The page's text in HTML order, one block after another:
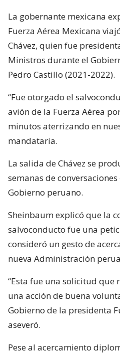
La gobernante mexicana
Fuerza Aérea Mexicana
Chávez, quien fue
Ministros durante el
Pedro Castillo (2021-2022).
“Fue otorgado el
avión de la Fuerza Aérea
minutos aterrizando en
mandataria.
La salida de Chávez se
semanas de
Gobierno peruano.
Sheinbaum explicó que la
salvoconducto fue una
consideró un gesto de
nueva Administración
“Esta fue una solicitud que
una acción de buena
Gobierno de la presidenta
aseveró.
Pese al acercamiento